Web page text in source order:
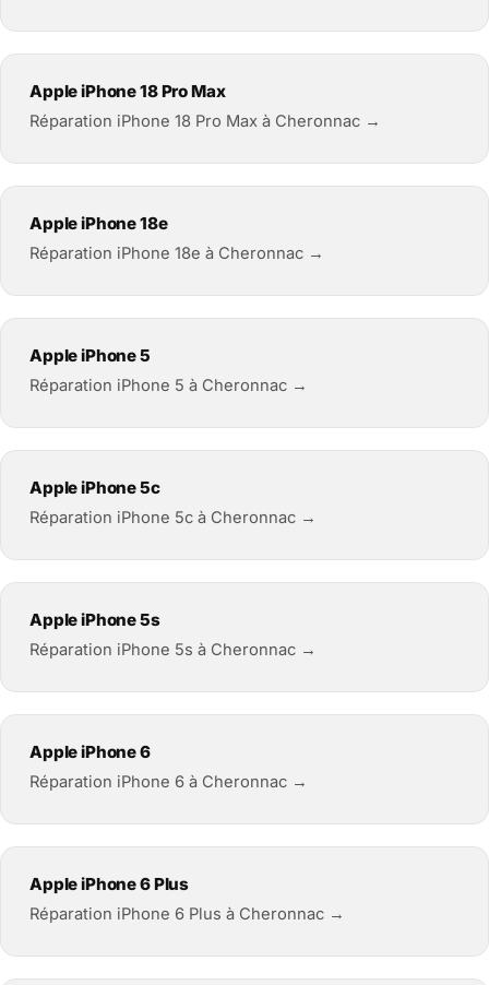
Apple iPhone 18 Pro Max
Réparation iPhone 18 Pro Max à Cheronnac →
Apple iPhone 18e
Réparation iPhone 18e à Cheronnac →
Apple iPhone 5
Réparation iPhone 5 à Cheronnac →
Apple iPhone 5c
Réparation iPhone 5c à Cheronnac →
Apple iPhone 5s
Réparation iPhone 5s à Cheronnac →
Apple iPhone 6
Réparation iPhone 6 à Cheronnac →
Apple iPhone 6 Plus
Réparation iPhone 6 Plus à Cheronnac →